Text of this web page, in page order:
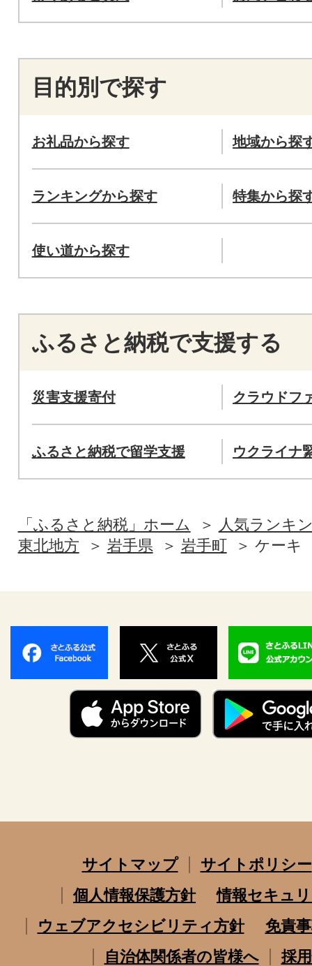
目的別で探す
お礼品から探す 地域から探
ランキングから探す 特集から探
使い道から探す
ふるさと納税で支援する
災害支援寄付 クラウドフ
ふるさと納税で留学支援 ウクライナ
「ふるさと納税」ホーム
人気ランキ
東北地方
岩手県 岩手町 ケーキ
サイトマップ
サイトポリシー
個人情報保護方針
情報セキュ
ウェブアクセシビリティ方針
免責
自治体関係者の皆様へ
採